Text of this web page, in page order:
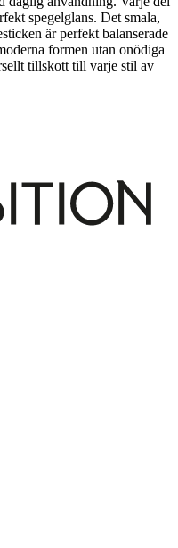
spegelglans. Det smala,
är perfekt balanserade
formen utan onödiga
tillskott till varje stil av